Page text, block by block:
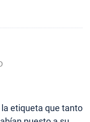
etiqueta que tanto